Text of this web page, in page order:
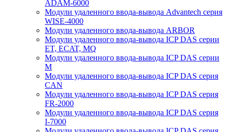
ADAM-6000
Модули удаленного ввода-вывода Advantech серия
WISE-4000
Модули удаленного ввода-вывода ARBOR
Модули удаленного ввода-вывода ICP DAS серии
ET, ECAT, MQ
Модули удаленного ввода-вывода ICP DAS серии
M
Модули удаленного ввода-вывода ICP DAS серия
CAN
Модули удаленного ввода-вывода ICP DAS серия
FR-2000
Модули удаленного ввода-вывода ICP DAS серия
I-7000